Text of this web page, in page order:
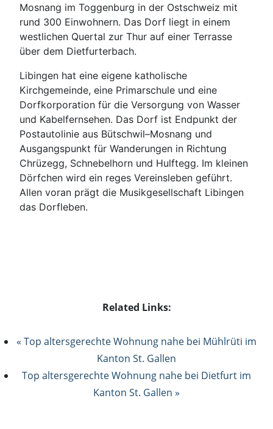
Mosnang im Toggenburg in der Ostschweiz mit
rund 300 Einwohnern. Das Dorf liegt in einem
westlichen Quertal zur Thur auf einer Terrasse
über dem Dietfurt­erbach.
Libingen hat eine eigene katholische
Kirchgemeinde, eine Primarschule und eine
Dorfkorporation für die Versorgung von Wasser
und Kabelfernsehen. Das Dorf ist Endpunkt der
Postautolinie aus Bütschwil–Mosnang und
Ausgangspunkt für Wanderungen in Richtung
Chrüzegg, Schnebelhorn und Hulftegg. Im kleinen
Dörfchen wird ein reges Vereinsleben geführt.
Allen voran prägt die Musikgesellschaft Libingen
das Dorfleben.
Related Links:
« Top altersgerechte Wohnung nahe bei Mühlrüti im
Kanton St. Gallen
Top altersgerechte Wohnung nahe bei Dietfurt im
Kanton St. Gallen »